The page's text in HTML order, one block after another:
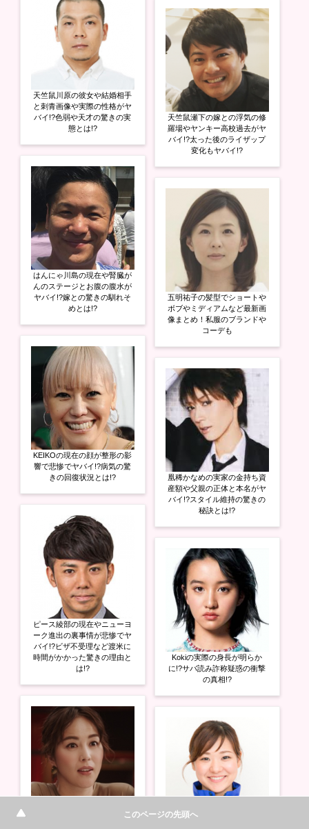
天竺鼠川原の彼女や結婚相手
と刺青画像や実際の性格がヤ
バイ!?色弱や天才の驚きの実
態とは!?
はんにゃ川島の現在や腎臓が
んのステージとお腹の腹水が
ヤバイ!?嫁との驚きの馴れそ
めとは!?
KEIKOの現在の顔が整形の影
響で悲惨でヤバイ!?病気の驚
きの回復状況とは!?
ピース綾部の現在やニューヨ
ーク進出の裏事情が悲惨でヤ
バイ!?ビザ不受理など渡米に
時間がかかった驚きの理由と
は!?
鈴木六夏の再婚相手の旦那の
天竺鼠瀬下の嫁との浮気の修
羅場やヤンキー高校過去がヤ
バイ!?太った後のライザップ
変化もヤバイ!?
五明祐子の髪型でショートや
ボブやミディアムなど最新画
像まとめ！私服のブランドや
コーデも
凰稀かなめの実家の金持ち資
産額や父親の正体と本名がヤ
バイ!?スタイル維持の驚きの
秘訣とは!?
Kokiの実際の身長が明らか
に!?サバ読み詐称疑惑の衝撃
の真相!?
このページの先頭へ